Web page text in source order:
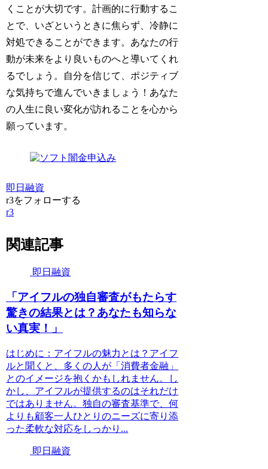
くことが大切です。計画的に行動するこ
とで、いざというときに焦らず、冷静に
対処できることができます。あなたの行
動が未来をより良いものへと導いてくれ
るでしょう。自分を信じて、ポジティブ
な気持ちで進んでいきましょう！あなた
の人生に良い変化が訪れることを心から
願っています。
即日融資
r3をフォローする
r3
関連記事
即日融資
「アイフルの独自審査がもたらす
驚きの結果とは？あなたも知らな
い真実！」
はじめに：アイフルの魅力とは？アイフ
ルと聞くと、多くの人が「消費者金融」
とのイメージを抱くかもしれません。し
かし、アイフルが提供するのはそれだけ
ではありません。独自の審査基準で、何
よりも顧客一人ひとりのニーズに寄り添
った柔軟な対応をしっかり...
即日融資